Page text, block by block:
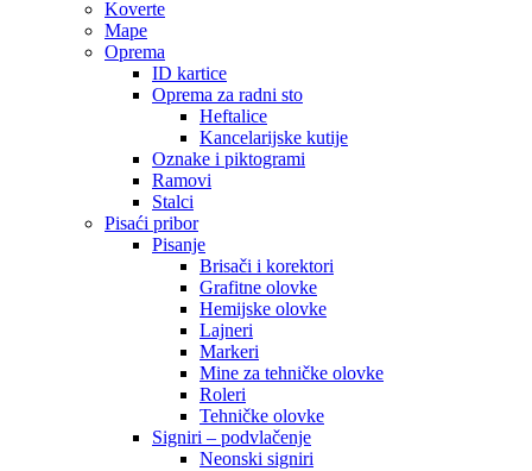
Koverte
Mape
Oprema
ID kartice
Oprema za radni sto
Heftalice
Kancelarijske kutije
Oznake i piktogrami
Ramovi
Stalci
Pisaći pribor
Pisanje
Brisači i korektori
Grafitne olovke
Hemijske olovke
Lajneri
Markeri
Mine za tehničke olovke
Roleri
Tehničke olovke
Signiri – podvlačenje
Neonski signiri